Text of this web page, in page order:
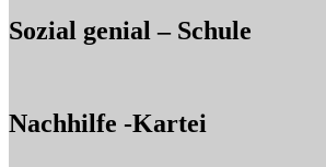
Sozial genial – Schule
Nachhilfe -Kartei